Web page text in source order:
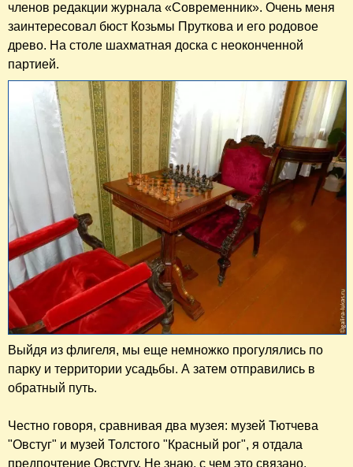
членов редакции журнала «Современник». Очень меня
заинтересовал бюст Козьмы Пруткова и его родовое
древо. На столе шахматная доска с неоконченной
партией.
Выйдя из флигеля, мы еще немножко прогулялись по
парку и территории усадьбы. А затем отправились в
обратный путь.
Честно говоря, сравнивая два музея: музей Тютчева
"Овстуг" и музей Толстого "Красный рог", я отдала
предпочтение Овстугу. Не знаю, с чем это связано.